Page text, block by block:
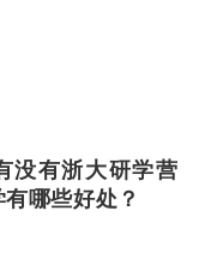
没有浙大研学营
哪些好处？